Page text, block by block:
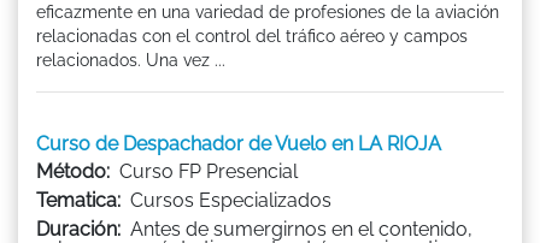
eficazmente en una variedad de profesiones de la aviación
relacionadas con el control del tráfico aéreo y campos
relacionados. Una vez ...
Curso de Despachador de Vuelo en LA RIOJA
Método: Curso FP Presencial
Tematica: Cursos Especializados
Duración: Antes de sumergirnos en el contenido,